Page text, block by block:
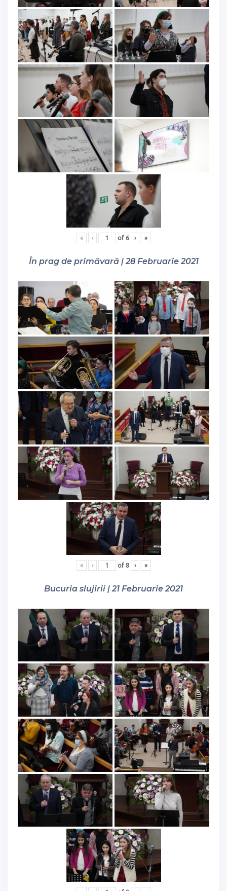
« ‹ of 6 › »
În prag de primăvară | 28 Februarie 2021
« ‹ of 8 › »
Bucuria slujirii | 21 Februarie 2021